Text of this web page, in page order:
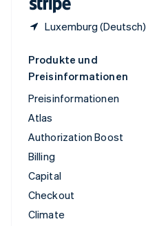
Luxemburg (Deutsch)
Produkte und
Preisinformationen
Preisinformationen
Atlas
Authorization Boost
Billing
Capital
Checkout
Climate